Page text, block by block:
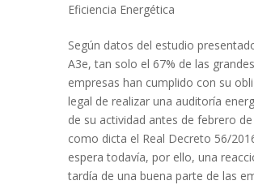
Eficiencia Energética
Según datos del estudio
A3e, tan solo el 67% de las grandes
empresas han cumplido con su
legal de realizar una auditoría
de su actividad antes de febrero
como dicta el Real Decreto 56/
espera todavía, por ello, una
tardía de una buena parte de las